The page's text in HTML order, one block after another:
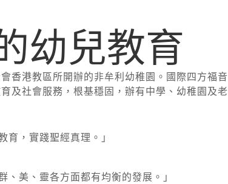
幼兒教育
香港教區所開辦的非牟利幼稚園。國際四方福音
及社會服務，根基穩固，辦有中學、幼稚園及老
育，實踐聖經真理。」
、美、靈各方面都有均衡的發展。」